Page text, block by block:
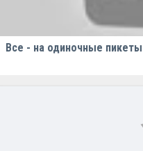
Все - на одиночные